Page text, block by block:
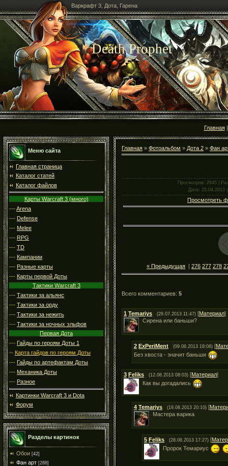
Варкрафт 3, Дота, Гарена
Death Prophet
Главная
Меню сайта
Главная страница
Каталог статей
Каталог файлов
Карты Warcraft 3 (много)
---Arena
--- Defense
--- Melee
--- RPG
--- TD
--- Кампании
--- Разные карты
--- Карты первой Доты
Тактики Warcraft 3
--- Тактики за альянс
--- Тактики за орду
--- Тактики за нежить
--- Тактики за ночных эльфов
Первая Дота
--- Гайды по героям Доты 1
-- Карта гайдов по героям Доты
--- Гайды по артефактам Доты
--- Механика Доты
--- Разное
Картинки Warcraft 3 и Dota
Форум
Разделы картинок
Обои [42]
Фан арт [288]
Главная » Фотоальбом » Дота 2 » Фан
Просмотров: 2945 |
Дата : 23.04.2013
Просмотреть
« Предыдущая | 276 277 278
Всего комментариев: 5
1 Temariys (29.07.2013 11:47) [Материал]
Сирена или баньши?
2 ExPeriMent (09.08.2013 18:08) [
Без хвоста - значит баньши
3 Feliks (12.08.2013 08:03) [Материал]
Как вы догадались
4 Temariys (19.08.2013 20:10) [
Мастера варика
5 Feliks (28.08.2013 17:27) [
Пророк Темариус